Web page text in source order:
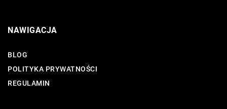
NAWIGACJA
BLOG
POLITYKA PRYWATNOŚCI
REGULAMIN